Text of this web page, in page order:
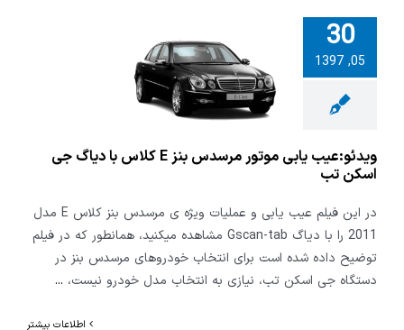
30
05, 1397
یابی
موتور مرسدس بنز E
دیاگ جی
ویدئو:عیب یابی موتور مرسدس بنز E کلاس با دیاگ جی
اسکن تب
در این فیلم عیب یابی و عملیات ویژه ی مرسدس بنز کلاس E مدل
2011 را با دیاگ Gscan-tab مشاهده میکنید، همانطور که در فیلم
توضیح داده شده است برای انتخاب خودروهای مرسدس بنز در
دستگاه جی اسکن تب، نیازی به انتخاب مدل خودرو نیست، ...
اطلاعات بیشتر